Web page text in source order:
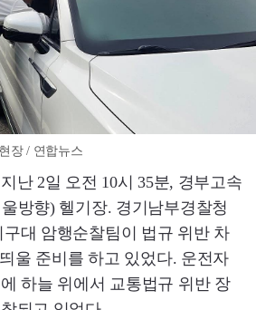
장 / 연합뉴스
난 2일 오전 10시 35분, 경부고속
방향) 헬기장. 경기남부경찰청
대 암행순찰팀이 법규 위반 차
울 준비를 하고 있었다. 운전자
하늘 위에서 교통법규 위반 장